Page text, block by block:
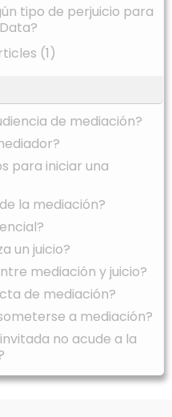
tipo de perjuicio para
(1)
de mediación?
para iniciar una
la mediación?
un juicio?
mediación y juicio?
de mediación?
a mediación?
no acude a la